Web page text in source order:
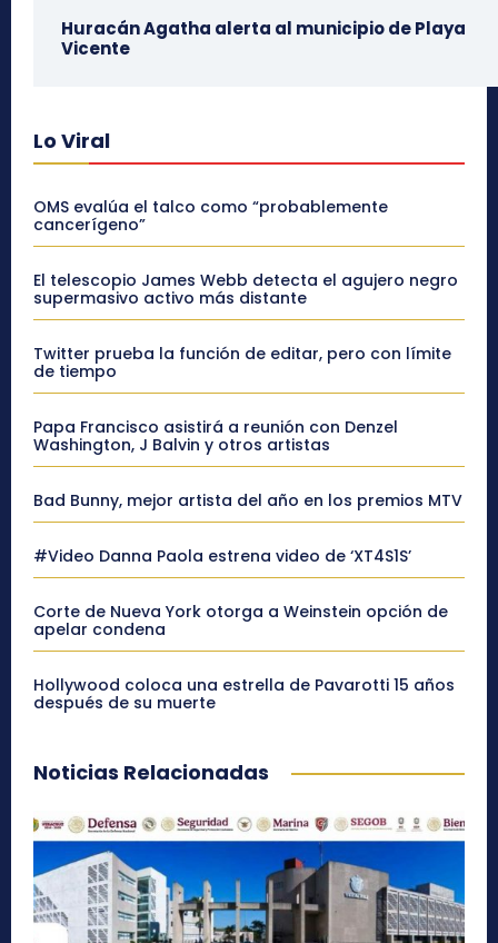
Huracán Agatha alerta al municipio de Playa
Vicente
Lo Viral
OMS evalúa el talco como “probablemente
cancerígeno”
El telescopio James Webb detecta el agujero negro
supermasivo activo más distante
Twitter prueba la función de editar, pero con límite
de tiempo
Papa Francisco asistirá a reunión con Denzel
Washington, J Balvin y otros artistas
Bad Bunny, mejor artista del año en los premios MTV
#Video Danna Paola estrena video de ‘XT4S1S’
Corte de Nueva York otorga a Weinstein opción de
apelar condena
Hollywood coloca una estrella de Pavarotti 15 años
después de su muerte
Noticias Relacionadas